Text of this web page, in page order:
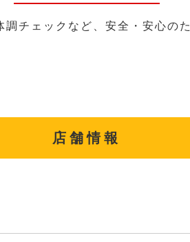
チェックなど、安全・安心の
店舗情報